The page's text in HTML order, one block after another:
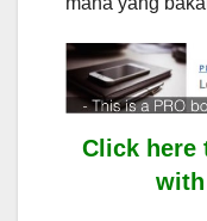
Click here
with